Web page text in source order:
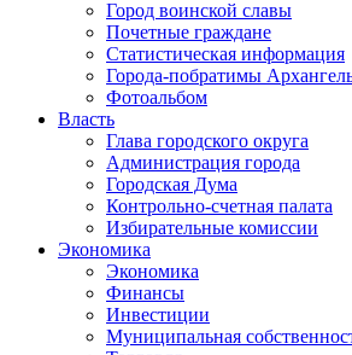
Город воинской славы
Почетные граждане
Статистическая информация
Города-побратимы
Фотоальбом
Власть
Глава городского округа
Администрация города
Городская Дума
Контрольно-счетная палата
Избирательные комиссии
Экономика
Экономика
Финансы
Инвестиции
Муниципальная